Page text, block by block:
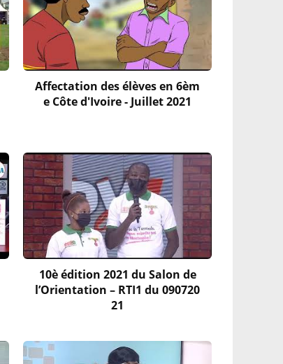
Affectation des élèves en 6èm
e Côte d'Ivoire - Juillet 2021
10è édition 2021 du Salon de
l’Orientation – RTI1 du 090720
21